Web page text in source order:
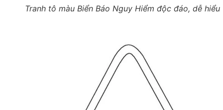
Tranh tô màu Biển Báo Nguy Hiểm độc đáo, dễ hiểu